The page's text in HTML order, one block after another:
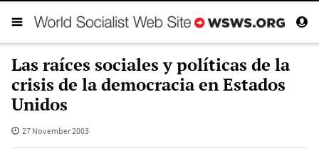
Las raíces sociales y políticas de la
crisis de la democracia en Estados
Unidos
27 November 2003